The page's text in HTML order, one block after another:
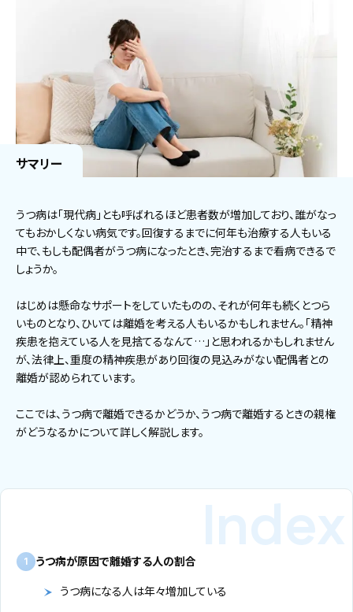
サマリー
うつ病は「現代病」とも呼ばれるほど患者数が増加しており、誰がなっ
てもおかしくない病気です。回復するまでに何年も治療する人もいる
中で、もしも配偶者がうつ病になったとき、完治するまで看病できるで
しょうか。
はじめは懸命なサポートをしていたものの、それが何年も続くとつら
いものとなり、ひいては離婚を考える人もいるかもしれません。「精神
疾患を抱えている人を見捨てるなんて…」と思われるかもしれません
が、法律上、重度の精神疾患があり回復の見込みがない配偶者との
離婚が認められています。
ここでは、うつ病で離婚できるかどうか、うつ病で離婚するときの親権
がどうなるかについて詳しく解説します。
1 うつ病が原因で離婚する人の割合
うつ病になる人は年々増加している